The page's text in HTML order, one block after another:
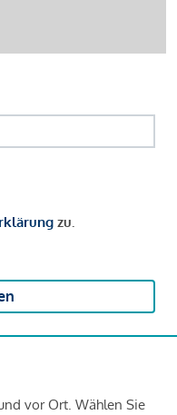
zu.
vor Ort. Wählen Sie